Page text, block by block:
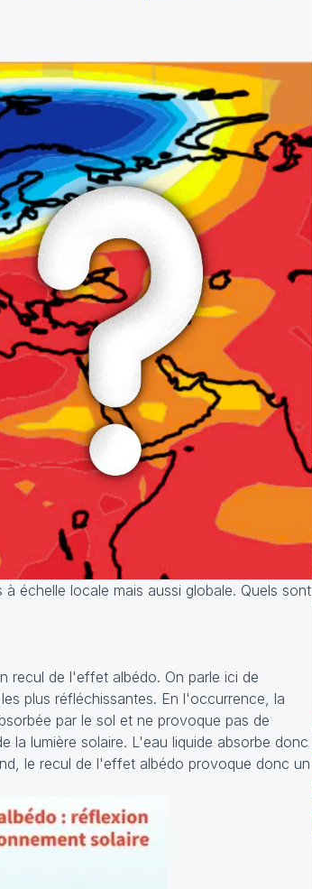
échelle locale mais aussi globale. Quels sont
recul de l'effet albédo. On parle ici de
plus réfléchissantes. En l'occurrence, la
par le sol et ne provoque pas de
lumière solaire. L'eau liquide absorbe donc
le recul de l'effet albédo provoque donc un